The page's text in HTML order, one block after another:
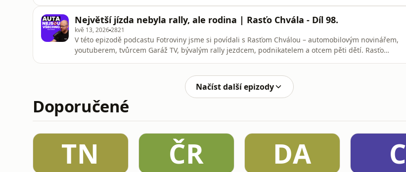
kdy už měl poč
Největší jízda nebyla rally, ale rodina | Rasťo Chvála - Díl 98.
kvě 13, 20262821
V této epizodě podcastu Fotroviny jsme si povídali s Rasťom Chválou – automobilovým novinářem,
youtuberem, tvůrcem Garáž TV, bývalým rally jezdcem, podnikatelem a otcem pěti dětí. Rasťo
Načíst další epizody
Doporučené
TN ČR DA C